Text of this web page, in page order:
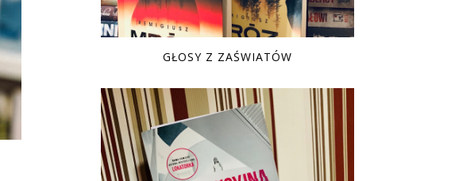
GŁOSY Z ZAŚWIATÓW